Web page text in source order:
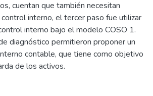
cuentan que también necesitan
interno, el tercer paso fue utilizar
interno bajo el modelo COSO 1.
diagnóstico permitieron proponer un
contable, que tiene como objetivo
de los activos.